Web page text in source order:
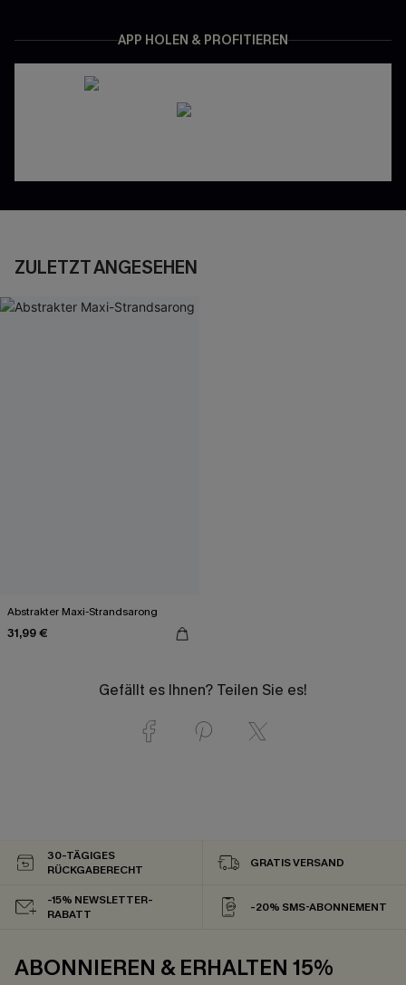
APP HOLEN & PROFITIEREN
ZULETZT ANGESEHEN
Abstrakter Maxi-Strandsarong
31,99 €
Gefällt es Ihnen? Teilen Sie es!
30-TÄGIGES
RÜCKGABERECHT
GRATIS VERSAND
-15% NEWSLETTER-
RABATT
-20% SMS-ABONNEMENT
ABONNIEREN & ERHALTEN 15%